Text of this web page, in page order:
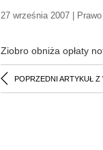
27 września 2007 |
Ziobro obniża opłaty
POPRZEDNI ARTYKUŁ Z